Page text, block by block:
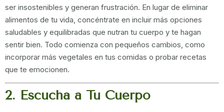
ser insostenibles y generan frustración. En lugar de eliminar
alimentos de tu vida, concéntrate en incluir más opciones
saludables y equilibradas que nutran tu cuerpo y te hagan
sentir bien. Todo comienza con pequeños cambios, como
incorporar más vegetales en tus comidas o probar recetas
que te emocionen.
2. Escucha a Tu Cuerpo